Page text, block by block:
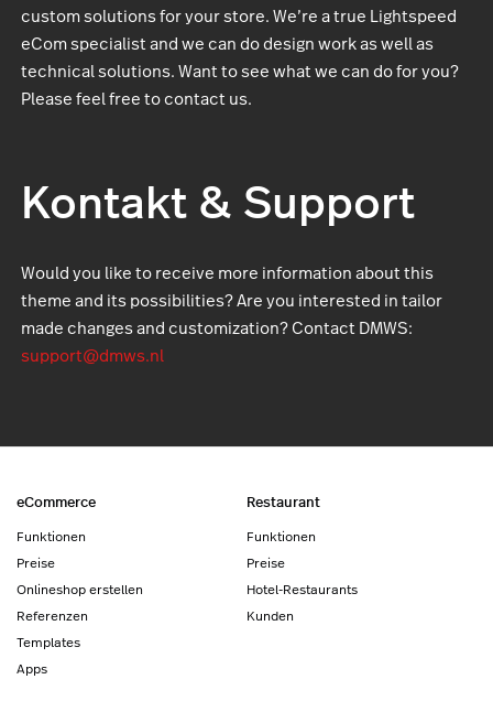
custom solutions for your store. We’re a true Lightspeed
eCom specialist and we can do design work as well as
technical solutions. Want to see what we can do for you?
Please feel free to contact us.
Kontakt & Support
Would you like to receive more information about this
theme and its possibilities? Are you interested in tailor
made changes and customization? Contact DMWS:
support@dmws.nl
eCommerce
Funktionen
Preise
Onlineshop erstellen
Referenzen
Templates
Apps
Restaurant
Funktionen
Preise
Hotel-Restaurants
Kunden